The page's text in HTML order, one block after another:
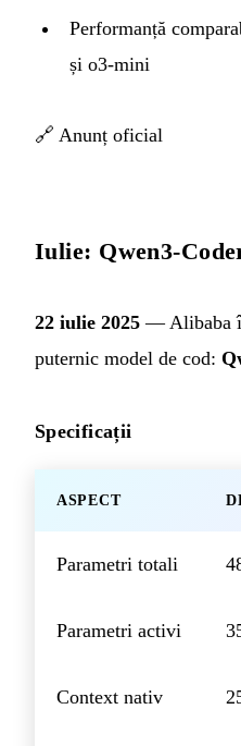
Performanță
și o3-mini
🔗 Anunț oficial
Iulie: Qwen3-
22 iulie 2025 — Alibaba
puternic model de cod:
Specificații
ASPECT
Parametri totali
Parametri activi
Context nativ